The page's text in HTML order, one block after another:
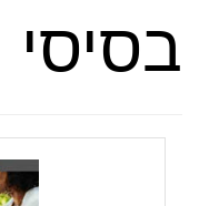
בסיסי